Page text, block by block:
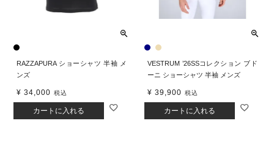
RAZZAPURA ショーシャツ 半袖 メ
ンズ
¥ 34,000 税込
カートに入れる
VESTRUM ’26SSコレクション ブド
ーニ ショーシャツ 半袖 メンズ
¥ 39,900 税込
カートに入れる